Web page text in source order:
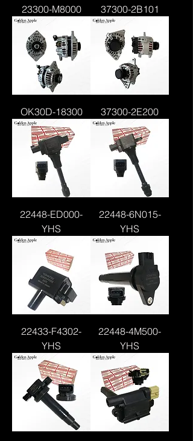
23300-M8000 37300-2B101
OK30D-18300 37300-2E200
22448-ED000-
YHS
22448-6N015-
YHS
22433-F4302-
YHS
22448-4M500-
YHS